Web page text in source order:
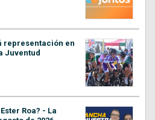
representación en
Juventud
Roa? - La